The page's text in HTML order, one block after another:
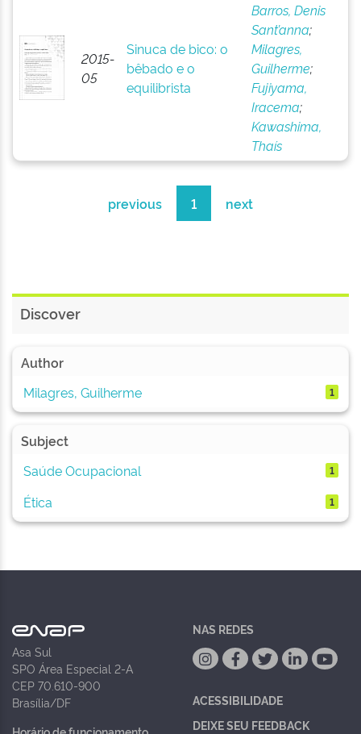
2015-
05
Sinuca de bico: o
bêbado e o
equilibrista
Barros, Denis
Sant’anna;
Milagres,
Guilherme;
Fujiyama,
Iracema;
Kawashima,
Thaís
previous 1 next
Discover
Author
Milagres, Guilherme
1
Subject
Saúde Ocupacional
1
Ética 1
Asa Sul
SPO Área Especial 2-A
CEP 70.610-900
Brasília/DF
NAS REDES
ACESSIBILIDADE
DEIXE SEU FEEDBACK